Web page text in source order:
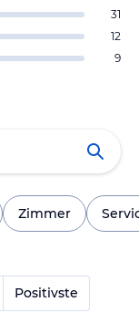
31
12
9
Zimmer
Positivste